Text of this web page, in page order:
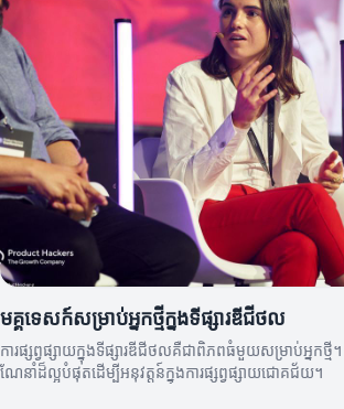
មគ្គុទេសក៍សម្រាប់អ្នកថ្មីក្នុងទីផ្សារឌីជីថល
ការផ្សព្វផ្សាយក្នុងទីផ្សារឌីជីថលគឺជាពិភពធំមួយសម្រាប់អ្នកថ្មី
ណែនាំដ៏ល្អបំផុតដើម្បីអនុវត្តន៍ក្នុងការផ្សព្វផ្សាយជោគជ័យ។